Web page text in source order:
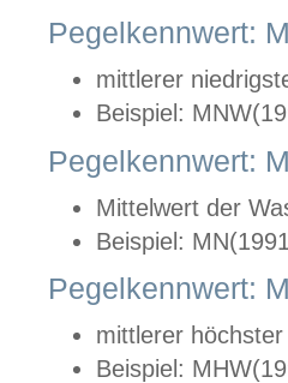
Pegelkennwert:
mittlerer
Beispiel:
Pegelkennwert:
Mittelwert der
Beispiel:
Pegelkennwert:
mittlerer
Beispiel: